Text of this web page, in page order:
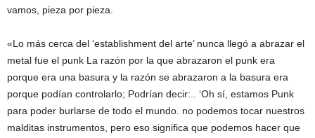
vamos, pieza por pieza.
«Lo más cerca del ‘establishment del arte’ nunca llegó a abrazar el
metal fue el punk La razón por la que abrazaron el punk era
porque era una basura y la razón se abrazaron a la basura era
porque podían controlarlo; Podrían decir:.. ‘Oh sí, estamos Punk
para poder burlarse de todo el mundo. no podemos tocar nuestros
malditas instrumentos, pero eso significa que podemos hacer que